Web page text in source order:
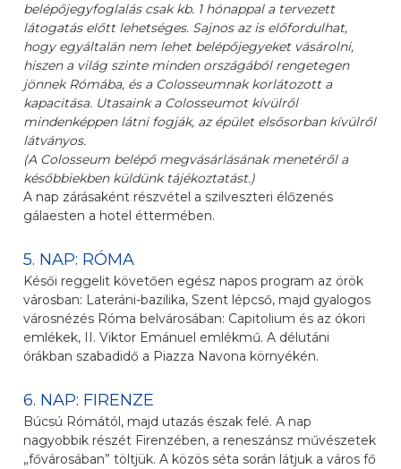
belépőjegyfoglalás csak kb. 1 hónappal a tervezett
látogatás előtt lehetséges. Sajnos az is előfordulhat,
hogy egyáltalán nem lehet belépőjegyeket vásárolni,
hiszen a világ szinte minden országából rengetegen
jönnek Rómába, és a Colosseumnak korlátozott a
kapacitása. Utasaink a Colosseumot kívülről
mindenképpen látni fogják, az épület elsősorban kívülről
látványos.
(A Colosseum belépő megvásárlásának menetéről a
későbbiekben küldünk tájékoztatást.)
A nap zárásaként részvétel a szilveszteri élőzenés
gálaesten a hotel éttermében.
5. NAP: RÓMA
Késői reggelit követően egész napos program az örök
városban: Lateráni-bazilika, Szent lépcső, majd gyalogos
városnézés Róma belvárosában: Capitolium és az ókori
emlékek, II. Viktor Emánuel emlékmű. A délutáni
órákban szabadidő a Piazza Navona környékén.
6. NAP: FIRENZE
Búcsú Rómától, majd utazás észak felé. A nap
nagyobbik részét Firenzében, a reneszánsz művészetek
„fővárosában” töltjük. A közös séta során látjuk a város fő